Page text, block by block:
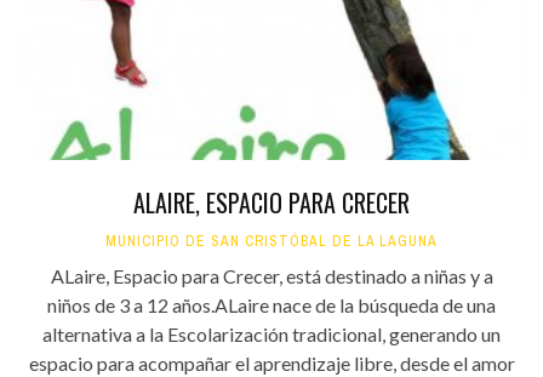
ALAIRE, ESPACIO PARA CRECER
MUNICIPIO DE SAN CRISTÓBAL DE LA LAGUNA
ALaire, Espacio para Crecer, está destinado a niñas y a
niños de 3 a 12 años.ALaire nace de la búsqueda de una
alternativa a la Escolarización tradicional, generando un
espacio para acompañar el aprendizaje libre, desde el amor